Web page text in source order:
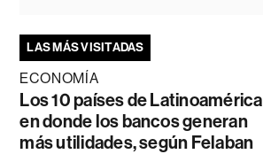
LAS MÁS VISITADAS
ECONOMÍA
Los 10 países de Latinoamérica
en donde los bancos generan
más utilidades, según Felaban